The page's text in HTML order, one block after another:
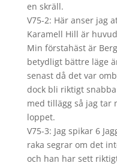
en skräll.
V75-2: Här anser jag
Karamell Hill är
Min förstahäst är
betydligt bättre läge
senast då det var
dock bli riktigt
med tillägg så jag tar
loppet.
V75-3: Jag spikar 6
raka segrar om det
och han har sett